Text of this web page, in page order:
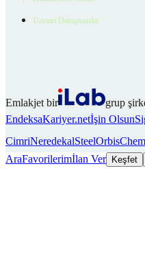
Uzman Danışmanlar
Emlakjet bir
grup
EndeksaKariyer.netİşin Olsun
CimriNeredekalSteelOrbis
AraFavorilerimİlan Ver Keşfet